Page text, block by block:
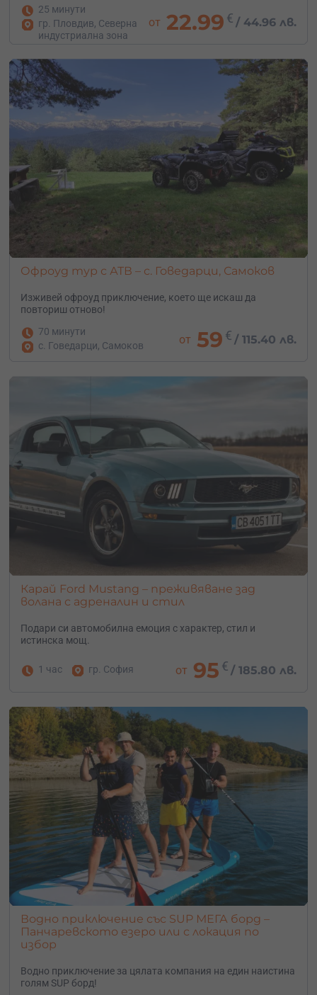
25 минути
гр. Пловдив, Северна
индустриална зона
от 22.99 € /44.96 лв.
Офроуд тур с АТВ – с. Говедарци, Самоков
Изживей офроуд приключение, което ще искаш да
повториш отново!
70 минути
с. Говедарци, Самоков
от 59 € / 115.40 лв.
Карай Ford Mustang – преживяване зад
волана с адреналин и стил
Подари си автомобилна емоция с характер, стил и
истинска мощ.
1 час гр. София от 95 € /185.80 лв.
Водно приключение със SUP МЕГА борд –
Панчаревското езеро или с локация по
избор
Водно приключение за цялата компания на един наистина
голям SUP борд!